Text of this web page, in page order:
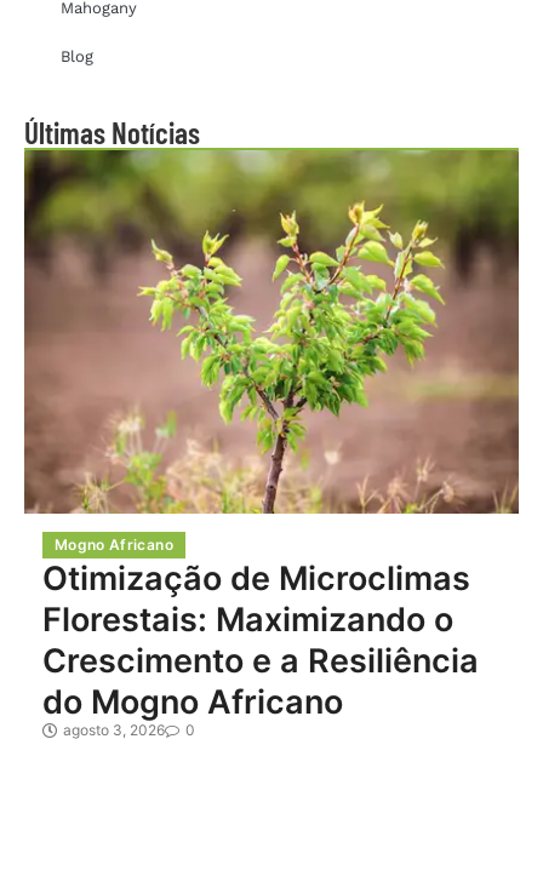
Mahogany
Blog
Últimas Notícias
Mogno Africano
Otimização de Microclimas
Florestais: Maximizando o
Crescimento e a Resiliência
do Mogno Africano
agosto 3, 2026 0